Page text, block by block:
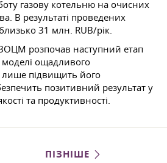
газову котельню на очисних
В результаті проведених
31 млн. RUB/рік.
розпочав наступний етап
ощадливого
підвищить його
позитивний результат у
та продуктивності.
ПІЗНІШЕ